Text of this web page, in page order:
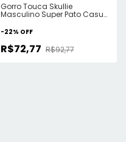
Gorro Touca Skullie
Masculino Super Pato Casual
-22% OFF
R$72,77 R$92,77